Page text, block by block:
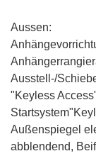
Aussen:
Ausstell-/
"Keyless
Außenspiegel
abblendend,